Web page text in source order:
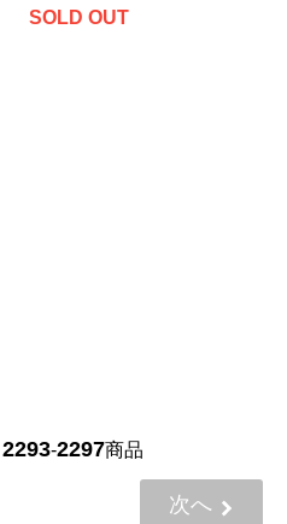
SOLD OUT
2293-2297商品
次へ